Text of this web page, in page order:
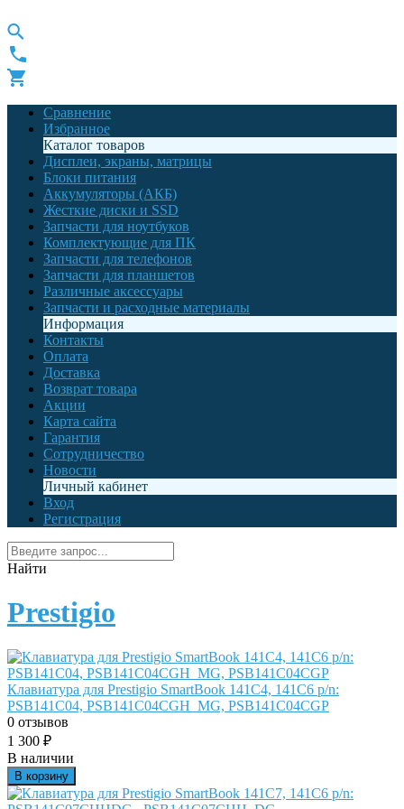
Сравнение
Избранное
Каталог товаров
Дисплеи, экраны, матрицы
Блоки питания
Аккумуляторы (АКБ)
Жесткие диски и SSD
Запчасти для ноутбуков
Комплектующие для ПК
Запчасти для телефонов
Запчасти для планшетов
Различные аксессуары
Запчасти и расходные материалы
Информация
Контакты
Оплата
Доставка
Возврат товара
Акции
Карта сайта
Гарантия
Сотрудничество
Новости
Личный кабинет
Вход
Регистрация
Найти
Prestigio
Клавиатура для Prestigio SmartBook 141C4, 141C6 p/n:
PSB141C04, PSB141C04CGH_MG, PSB141C04CGP
0 отзывов
1 300 ₽
В наличии
В корзину